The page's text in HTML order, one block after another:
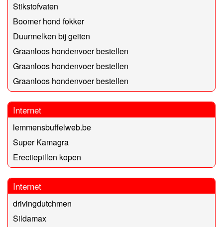
Stikstofvaten
Boomer hond fokker
Duurmelken bij geiten
Graanloos hondenvoer bestellen
Graanloos hondenvoer bestellen
Graanloos hondenvoer bestellen
Internet
lemmensbuffelweb.be
Super Kamagra
Erectiepillen kopen
Internet
drivingdutchmen
Sildamax